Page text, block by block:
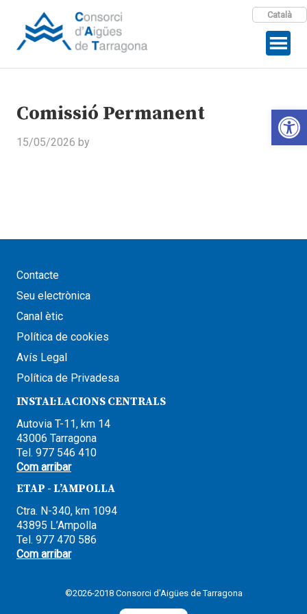
Català
Comissió Permanent
15/05/2026 by
Contacte
Seu electrònica
Canal ètic
Política de cookies
Avís Legal
Política de Privadesa
INSTAL·LACIONS CENTRALS
Autovia T-11, km 14
43006 Tarragona
Tel. 977 546 410
Com arribar
ETAP - L’AMPOLLA
Ctra. N-340, km 1094
43895 L’Ampolla
Tel. 977 470 586
Com arribar
©2026-2018 Consorci d'Aigües de Tarragona